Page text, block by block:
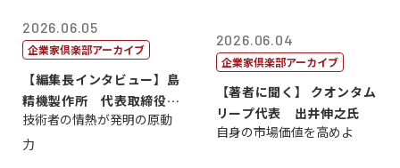
2026.06.05
企業家倶楽部アーカイブ
【編集長インタビュー】島
精機製作所 代表取締役
社 長 島 正...
技術者の情熱が発明の原動
力
2026.06.04
企業家倶楽部アーカイブ
【著者に聞く】 クオンタム
リープ代表 出井伸之氏
自身の市場価値を高めよ